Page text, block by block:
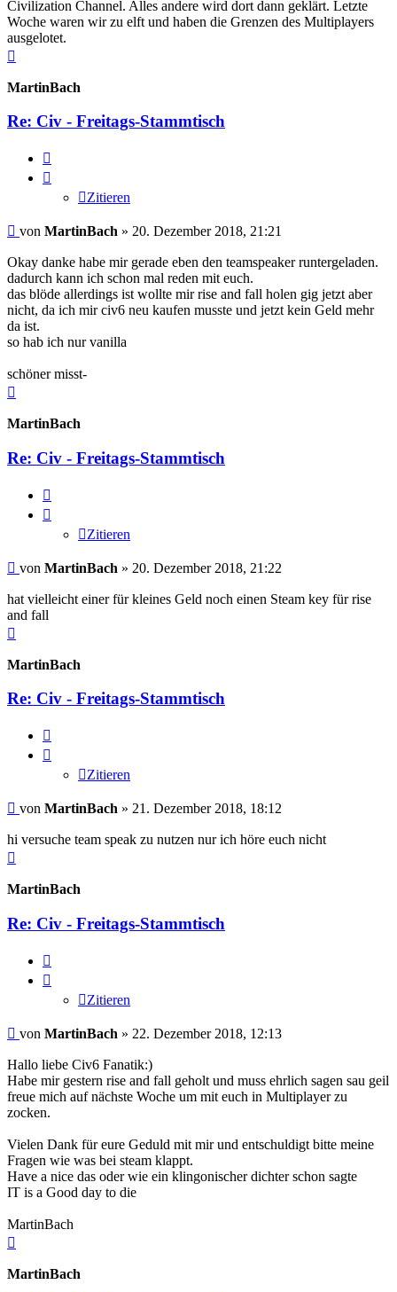
Civilization Channel. Alles andere wird dort dann geklärt. Letzte
Woche waren wir zu elft und haben die Grenzen des Multiplayers
ausgelotet.
MartinBach
Re: Civ - Freitags-Stammtisch
Zitieren
Beitrag
von MartinBach » 20. Dezember 2018, 21:21
Okay danke habe mir gerade eben den teamspeaker runtergeladen.
dadurch kann ich schon mal reden mit euch.
das blöde allerdings ist wollte mir rise and fall holen gig jetzt aber
nicht, da ich mir civ6 neu kaufen musste und jetzt kein Geld mehr
da ist.
so hab ich nur vanilla
schöner misst-
MartinBach
Re: Civ - Freitags-Stammtisch
Zitieren
Beitrag
von MartinBach » 20. Dezember 2018, 21:22
hat vielleicht einer für kleines Geld noch einen Steam key für rise
and fall
MartinBach
Re: Civ - Freitags-Stammtisch
Zitieren
Beitrag
von MartinBach » 21. Dezember 2018, 18:12
hi versuche team speak zu nutzen nur ich höre euch nicht
MartinBach
Re: Civ - Freitags-Stammtisch
Zitieren
Beitrag
von MartinBach » 22. Dezember 2018, 12:13
Hallo liebe Civ6 Fanatik:)
Habe mir gestern rise and fall geholt und muss ehrlich sagen sau geil
freue mich auf nächste Woche um mit euch in Multiplayer zu
zocken.
Vielen Dank für eure Geduld mit mir und entschuldigt bitte meine
Fragen wie was bei steam klappt.
Have a nice das oder wie ein klingonischer dichter schon sagte
IT is a Good day to die
MartinBach
MartinBach